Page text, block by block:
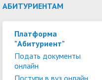
АБИТУРИЕНТАМ
Платформа
"Абитуриент"
Подать документы
онлайн
Поступи в вуз онлайн